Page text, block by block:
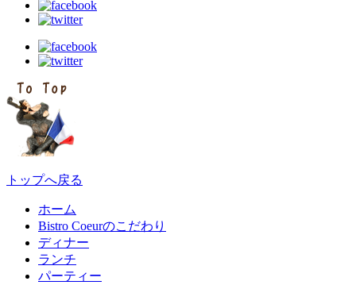
トップへ戻る
ホーム
Bistro Coeurのこだわり
ディナー
ランチ
パーティー